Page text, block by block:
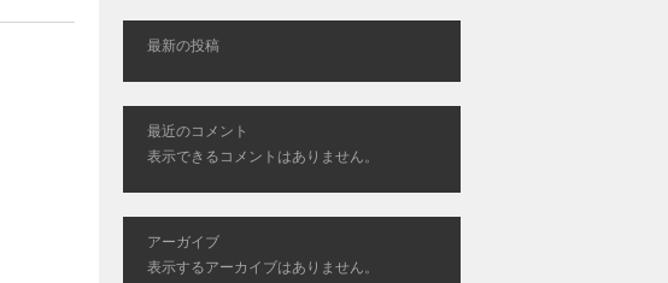
最新の投稿
最近のコメント
表示できるコメントはありません。
アーガイブ
表示するアーカイブはありません。